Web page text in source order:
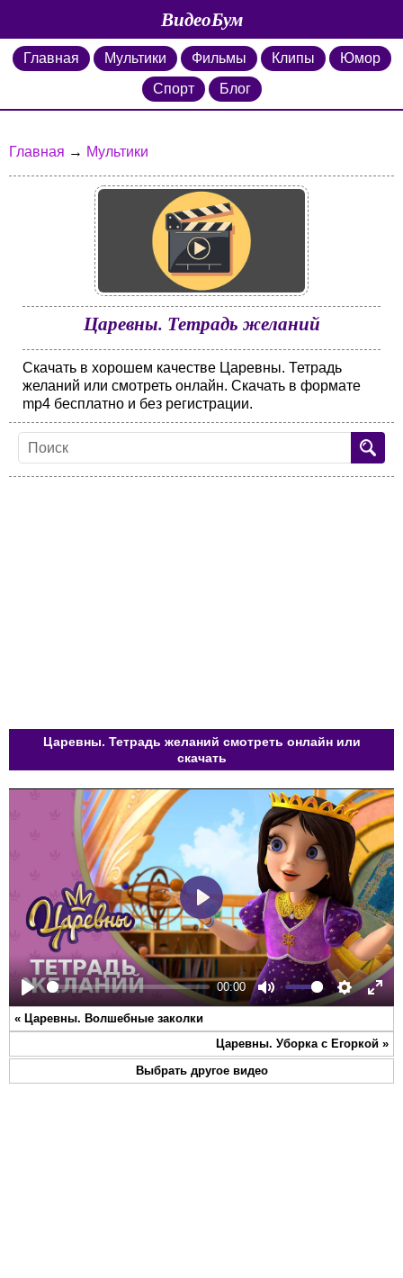
ВидеоБум
Главная Мультики Фильмы Клипы
Юмор
Спорт
Блог
Главная → Мультики
Царевны. Тетрадь желаний
Скачать в хорошем качестве Царевны. Тетрадь
желаний или смотреть онлайн. Скачать в формате
mp4 бесплатно и без регистрации.
Царевны. Тетрадь желаний смотреть онлайн или
скачать
Play
00:00
Mute Settings
Play
« Царевны. Волшебные заколки
Царевны. Уборка с Егоркой »
Выбрать другое видео